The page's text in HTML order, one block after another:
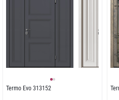
Termo Evo 313152